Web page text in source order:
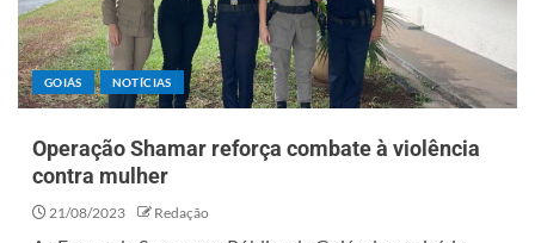
GOIÁS NOTÍCIAS
Operação Shamar reforça combate à violência
contra mulher
21/08/2023 Redação